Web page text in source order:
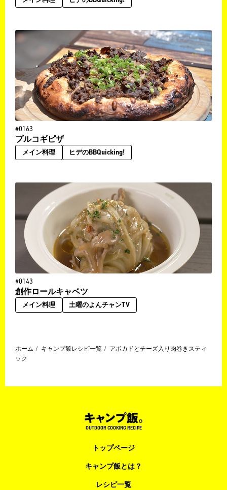
#0163
プルコギピザ
メイン料理 ヒデのBBQuicking!
#0143
創作ロールキャベツ
メイン料理 土曜のよんチャンTV
ホーム キャンプ飯レシピ一覧
アボカドとチーズ入り肉巻きスティ
ック
OUTDOOR COOKING RECIPE
トップページ
キャンプ飯とは？
レシピ一覧